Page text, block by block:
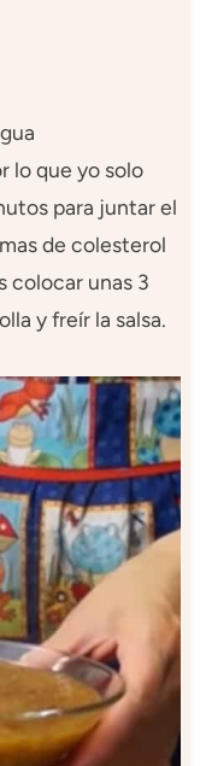
lo que yo solo
para juntar el
de colesterol
colocar unas 3
y freír la salsa.